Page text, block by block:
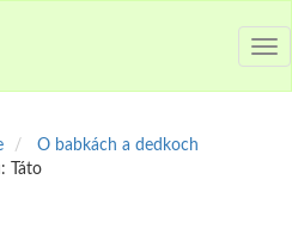
O babkách a dedkoch
Táto